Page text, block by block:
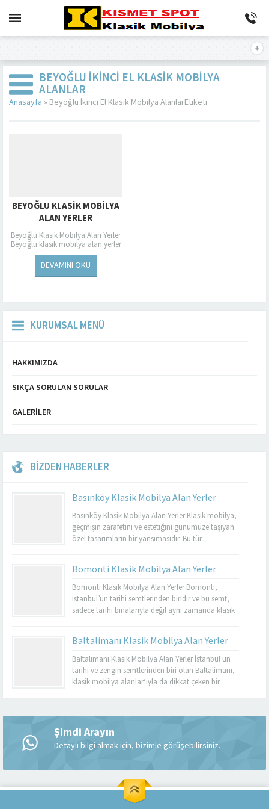
BEYOĞLU İKINCI EL KLASIK MOBILYA
ALANLAR
Anasayfa » Beyoğlu İkinci El Klasik Mobilya AlanlarEtiketi
BEYOĞLU KLASIK MOBILYA
ALAN YERLER
Beyoğlu Klasik Mobilya Alan Yerler
Beyoğlu klasik mobilya alan yerler
gezerken, sadece mobilya değil
aynı zamanda semtin kendine
DEVAMINI OKU
KURUMSAL MENÜ
HAKKIMIZDA
SIKÇA SORULAN SORULAR
GALERILER
BİZDEN HABERLER
Basınköy Klasik Mobilya Alan Yerler
Basınköy Klasik Mobilya Alan Yerler Klasik mobilya,
geçmişin zarafetini ve estetiğini günümüze taşıyan
özel tasarımların bir yansımasıdır. Bu tür
mobilya alan yerler, bu tür özel parçaları
değerlendirmek isteyenler için mükemmel bir
seçenektir. Eğer siz de eski mobilyalarınızı satmayı...
Bomonti Klasik Mobilya Alan Yerler
Bomonti Klasik Mobilya Alan Yerler Bomonti,
İstanbul’un tarihi semtlerinden biridir ve bu semt,
sadece tarihi binalarıyla değil aynı zamanda klasik
bir semt olup, bu semtte klasik mobilyaları sevenler
için birçok seçenek sunmaktadır. Bomonti klasik
mobilya...
Baltalimanı Klasik Mobilya Alan Yerler
Baltalimanı Klasik Mobilya Alan Yerler İstanbul’un
tarihi ve zengin semtlerinden biri olan Baltalimanı,
klasik mobilya alanlar‘ıyla da dikkat çeken bir
mobilya ürünlerini bulabileceğiniz birçok
mağazaya ev sahipliği yapmaktadır. Bu makalede,
Baltalimanı klasik mobilya alan yerler hakkında...
Şimdi Arayın
Detaylı bilgi almak için, bizimle görüşebilirsiniz.
Cevap Yaz